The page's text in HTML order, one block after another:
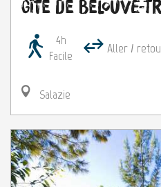
Gîte de Bélouve-
4h
Facile
Aller /
Salazie